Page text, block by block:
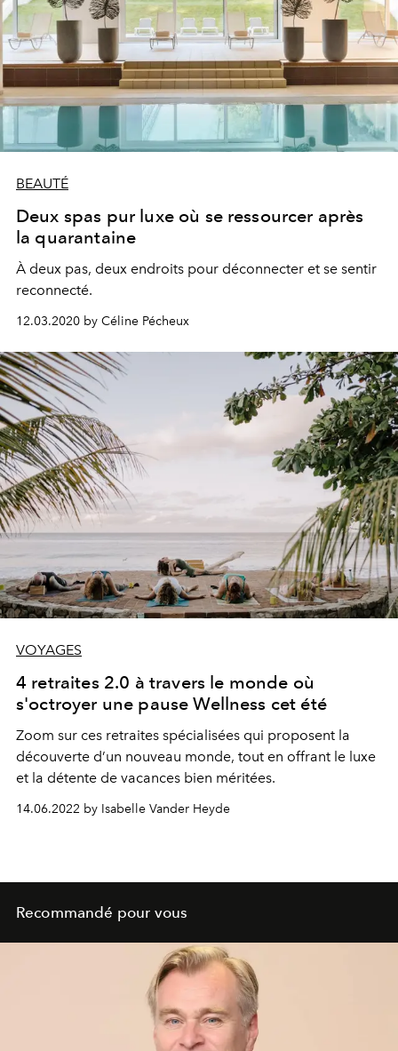
BEAUTÉ
Deux spas pur luxe où se ressourcer après
la quarantaine
À deux pas, deux endroits pour déconnecter et se sentir
reconnecté.
12.03.2020 by Céline Pécheux
VOYAGES
4 retraites 2.0 à travers le monde où
s'octroyer une pause Wellness cet été
Zoom sur ces retraites spécialisées qui proposent la
découverte d’un nouveau monde, tout en offrant le luxe
et la détente de vacances bien méritées.
14.06.2022 by Isabelle Vander Heyde
Recommandé pour vous